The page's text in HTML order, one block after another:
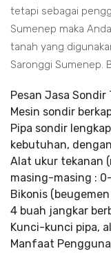
tetapi sebagai
Sumenep maka
tanah yang
Saronggi Sumenep.
Pesan Jasa Sondir
Mesin sondir
Pipa sondir
kebutuhan,
Alat ukur tekanan
masing-masing :
Bikonis
4 buah jangkar
Kunci-kunci pipa,
Manfaat